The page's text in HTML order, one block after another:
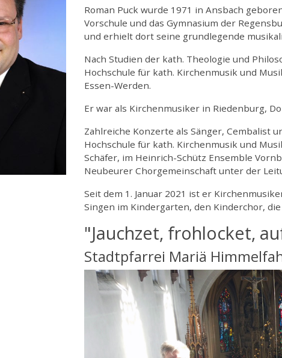
Roman Puck wurde 1971 in Ansbach
Vorschule und das Gymnasium der
und erhielt dort seine grundlegende
Nach Studien der kath. Theologie und
Hochschule für kath. Kirchenmusik und
Essen-Werden.
Er war als Kirchenmusiker in Riedenburg,
Zahlreiche Konzerte als Sänger, Cembalist
Hochschule für kath. Kirchenmusik und
Schäfer, im Heinrich-Schütz Ensemble
Neubeurer Chorgemeinschaft unter der
Seit dem 1. Januar 2021 ist er
Singen im Kindergarten, den Kinderchor,
"Jauchzet, frohlocket,
Stadtpfarrei Mariä